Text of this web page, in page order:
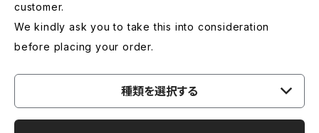
customer.
We kindly ask you to take this into consideration
before placing your order.
種類を選択する